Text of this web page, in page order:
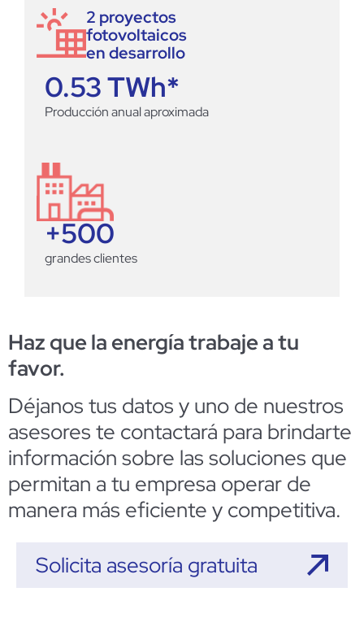
2 proyectos
fotovoltaicos
en desarrollo
Producción anual aproximada
0.53 TWh*
grandes clientes
+500
Haz que la energía trabaje a tu
favor.
Déjanos tus datos y uno de nuestros
asesores te contactará para brindarte
información sobre las soluciones que
permitan a tu empresa operar de
manera más eficiente y competitiva.
Solicita asesoría gratuita